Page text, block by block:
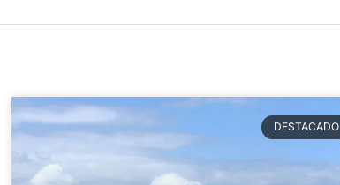
DESTACADO